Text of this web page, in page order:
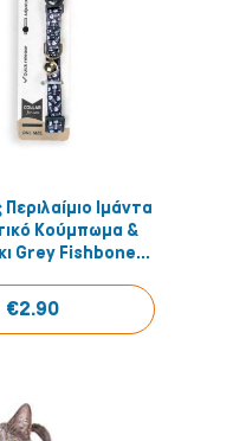
Quick View Ιμάντα
Κούμπωμα &
Grey Fishbone...
€2.90